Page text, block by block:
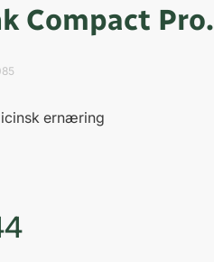
Compact Pro.
ernæring